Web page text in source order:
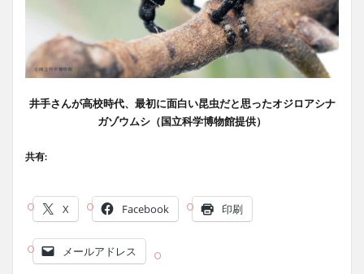
井手さんが高校時代、最初に面白い昆虫だと思ったオジロアシナ
ガゾウムシ（国立科学博物館提供）
共有:
X Facebook 印刷
メールアドレス